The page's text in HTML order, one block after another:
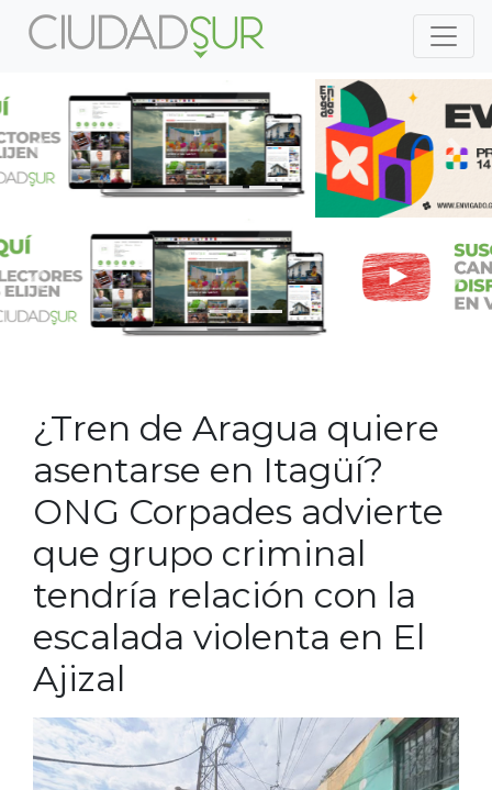
Previous
Previous
¿Tren de Aragua quiere
asentarse en Itagüí?
ONG Corpades advierte
que grupo criminal
tendría relación con la
escalada violenta en El
Ajizal